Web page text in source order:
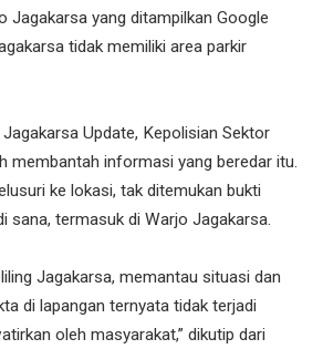
Jagakarsa yang ditampilkan Google
tidak memiliki area parkir
Update, Kepolisian Sektor
membantah informasi yang beredar itu.
ke lokasi, tak ditemukan bukti
sana, termasuk di Warjo Jagakarsa.
Jagakarsa, memantau situasi dan
di lapangan ternyata tidak terjadi
oleh masyarakat,” dikutip dari